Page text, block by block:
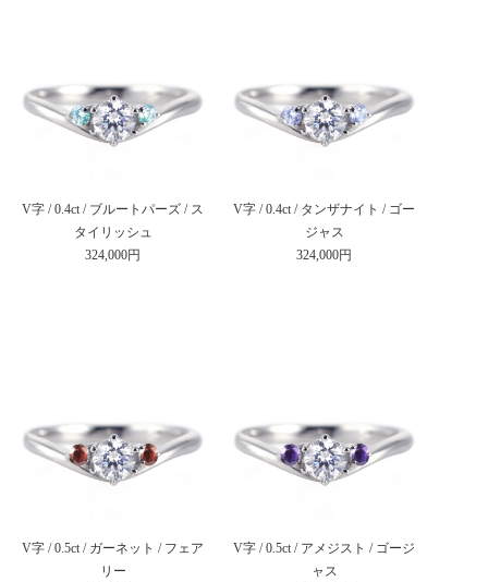
V字 / 0.4ct / ブルートパーズ / ス
タイリッシュ
324,000円
V字 / 0.4ct / タンザナイト / ゴー
ジャス
324,000円
V字 / 0.5ct / ガーネット / フェア
リー
V字 / 0.5ct / アメジスト / ゴージ
ャス